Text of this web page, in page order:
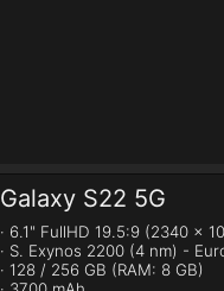
Galaxy S22 5G
· 6.1" FullHD 19.5:9 (2340 x
· S. Exynos 2200 (4 nm) -
· 128 / 256 GB (RAM: 8 GB)